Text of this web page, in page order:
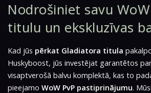
Nodrošiniet savu
titulu un ekskluzīvas
Kad jūs pērkat Gladiatora titula
Huskyboost, jūs investējat garantētos
visaptverošā balvu komplektā, kas to
pieejamo WoW PvP pastiprinājumu.